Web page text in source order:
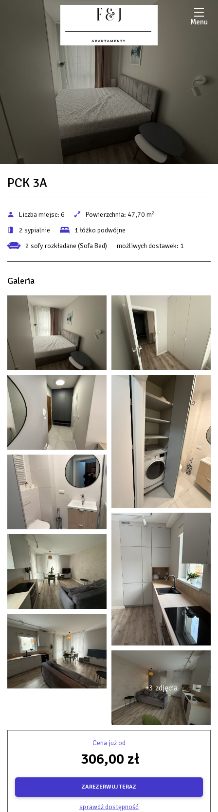
Menu
PCK 3A
Liczba miejsc: 6 Powierzchnia: 47,70 m2
2 sypialnie
1 łóżko podwójne
2 sofy rozkładane (Sofa Bed)
możliwych dostawek: 1
Galeria
+3 zdjęcia
Cena już od
306,00 zł
ZAREZERWUJ TERAZ
sprawdź dostępność